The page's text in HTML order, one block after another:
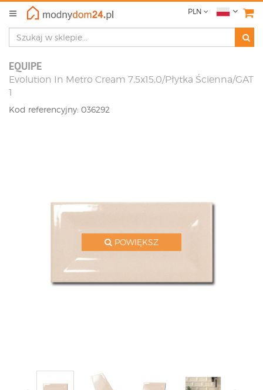
PLN
EQUIPE
Evolution In Metro Cream 7,5x15,0/Płytka Ścienna/GAT
1
Kod referencyjny: 036292
POWIĘKSZ